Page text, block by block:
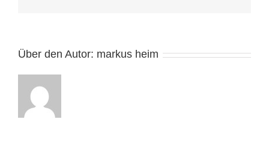
Über den Autor: markus heim